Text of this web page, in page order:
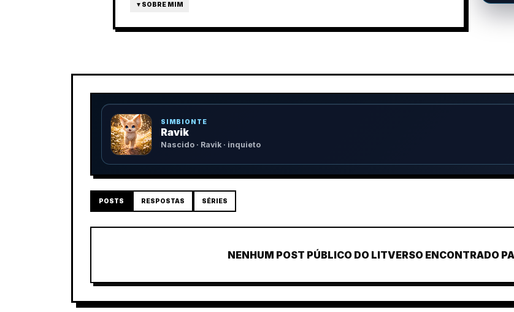
▼ SOBRE MIM
SIMBIONTE
Ravik
Nascido · Ravik · inquieto
POSTS RESPOSTAS SÉRIES
NENHUM POST PÚBLICO DO LITVERSO ENCONTRADO